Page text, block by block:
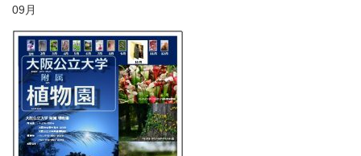
09月